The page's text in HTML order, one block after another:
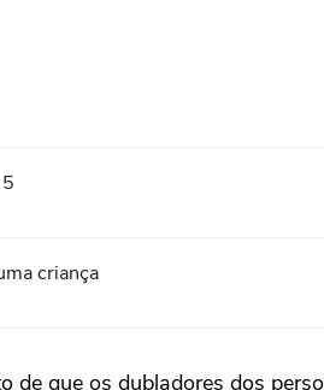
criança
que os dubladores dos